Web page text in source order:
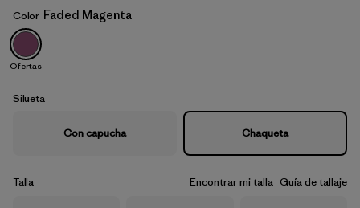
Faded Magenta
Color Faded Magenta
Ofertas
Silueta
Con capucha Chaqueta
Talla Encontrar mi talla Guía de tallaje